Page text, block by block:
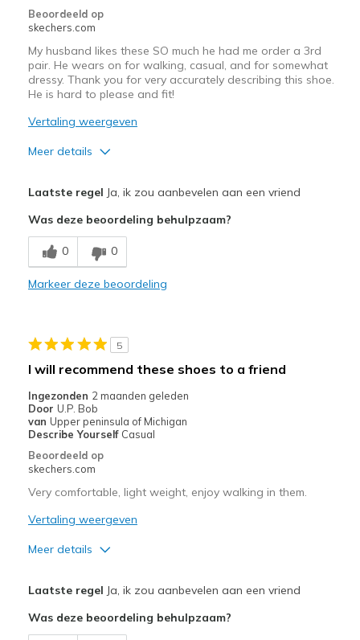
Beoordeeld op
skechers.com
My husband likes these SO much he had me order a 3rd
pair. He wears on for walking, casual, and for somewhat
dressy. Thank you for very accurately describing this shoe.
He is hard to please and fit!
Vertaling weergeven
Meer details
Breathe Well
Comfortable
Beste toepassingen
Going Out
Walking
Width
View On Shoes
Laatste regel Ja, ik zou aanbevelen aan een vriend
Was deze beoordeling behulpzaam?
0 0
Markeer deze beoordeling
5
I will recommend these shoes to a friend
Ingezonden 2 maanden geleden
Door U.P. Bob
van Upper peninsula of Michigan
Describe Yourself Casual
Beoordeeld op
skechers.com
Very comfortable, light weight, enjoy walking in them.
Vertaling weergeven
Meer details
Breathe Well
Laatste regel Ja, ik zou aanbevelen aan een vriend
Was deze beoordeling behulpzaam?